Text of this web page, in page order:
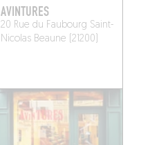
AVINTURES
20 Rue du Faubourg Saint-
NicolasBeaune (21200)